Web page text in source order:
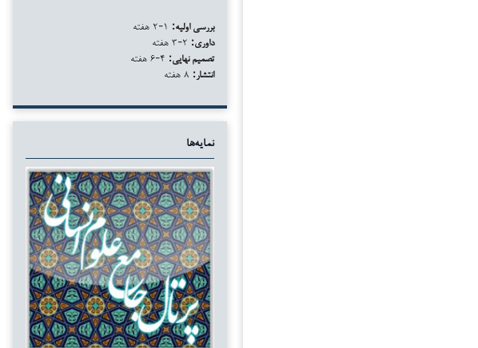
بررسی اولیه:
داوری:
تصمیم نهایی:
انتشار:
نمایه‌ها